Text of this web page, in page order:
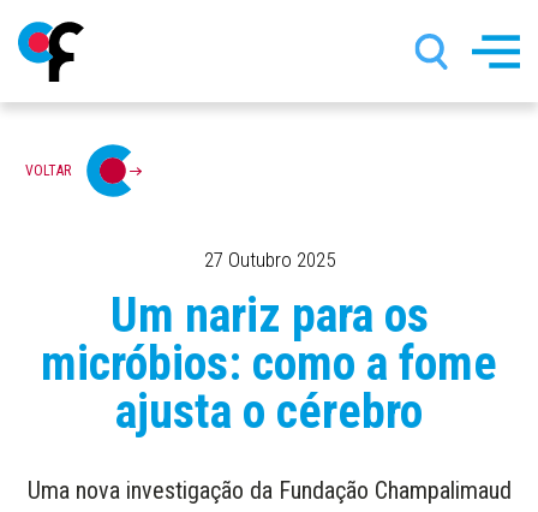
paraVOLTAR
27 Outubro 2025
Um nariz para os
micróbios: como a fome
ajusta o cérebro
Uma nova investigação da Fundação Champalimaud